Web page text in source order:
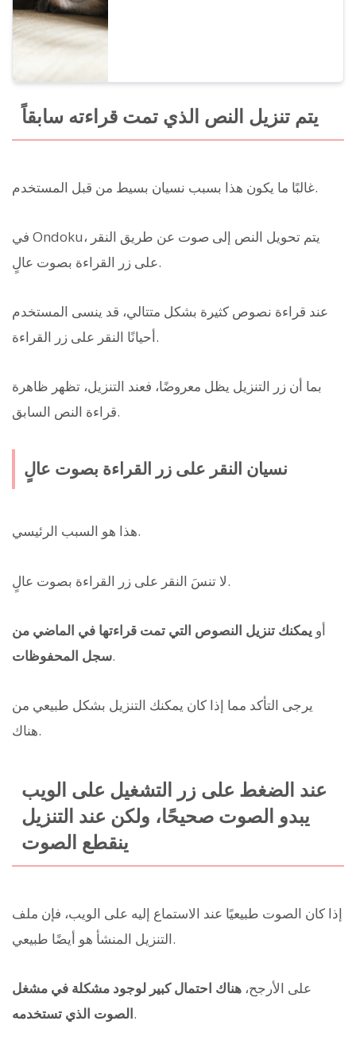
يتم تنزيل النص الذي تمت قراءته سابقاً
غالبًا ما يكون هذا بسبب نسيان بسيط من قبل المستخدم.
في Ondoku، يتم تحويل النص إلى صوت عن طريق النقر
على زر القراءة بصوت عالٍ.
عند قراءة نصوص كثيرة بشكل متتالي، قد ينسى المستخدم
أحيانًا النقر على زر القراءة.
بما أن زر التنزيل يظل معروضًا، فعند التنزيل، تظهر ظاهرة
قراءة النص السابق.
نسيان النقر على زر القراءة بصوت عالٍ
هذا هو السبب الرئيسي.
لا تنسَ النقر على زر القراءة بصوت عالٍ.
أو يمكنك تنزيل النصوص التي تمت قراءتها في الماضي من
سجل المحفوظات.
يرجى التأكد مما إذا كان يمكنك التنزيل بشكل طبيعي من
هناك.
عند الضغط على زر التشغيل على الويب
يبدو الصوت صحيحًا، ولكن عند التنزيل
ينقطع الصوت
إذا كان الصوت طبيعيًا عند الاستماع إليه على الويب، فإن ملف
التنزيل المنشأ هو أيضًا طبيعي.
على الأرجح، هناك احتمال كبير لوجود مشكلة في مشغل
الصوت الذي تستخدمه.